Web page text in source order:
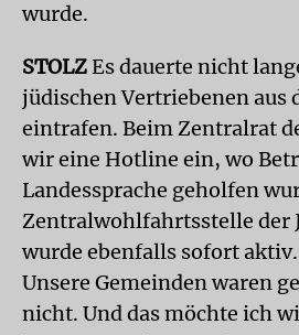
wurde.
STOLZEs dauerte nicht
jüdischen Vertriebenen aus
eintrafen. Beim Zentralrat
wir eine Hotline ein, wo
Landessprache geholfen
Zentralwohlfahrtsstelle der
wurde ebenfalls sofort aktiv.
Unsere Gemeinden waren
nicht. Und das möchte ich